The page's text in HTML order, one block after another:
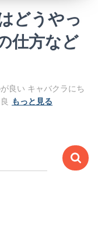
どうやっ
仕方など
良い キャバクラにち
もっと見る